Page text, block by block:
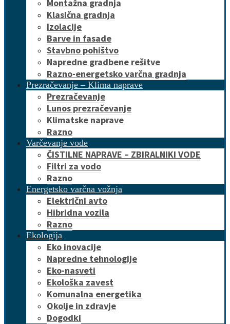
Montažna gradnja
Klasična gradnja
Izolacije
Barve in fasade
Stavbno pohištvo
Napredne gradbene rešitve
Razno-energetsko varčna gradnja
Prezračevanje – Klima naprave
Prezračevanje
Lunos prezračevanje
Klimatske naprave
Razno
Varčevanje vode
ČISTILNE NAPRAVE – ZBIRALNIKI VODE
Filtri za vodo
Razno
Energetsko varčna vožnja
Električni avto
Hibridna vozila
Razno
Ekologija
Eko inovacije
Napredne tehnologije
Eko-nasveti
Ekološka zavest
Komunalna energetika
Okolje in zdravje
Dogodki